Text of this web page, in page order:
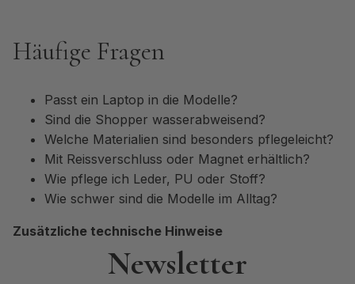
Häufige Fragen
Passt ein Laptop in die Modelle?
Sind die Shopper wasserabweisend?
Welche Materialien sind besonders pflegeleicht?
Mit Reissverschluss oder Magnet erhältlich?
Wie pflege ich Leder, PU oder Stoff?
Wie schwer sind die Modelle im Alltag?
Zusätzliche technische Hinweise
Newsletter